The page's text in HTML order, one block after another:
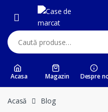
navigation
content
Caută:
Acasa Magazin Despre
Acasă Blog